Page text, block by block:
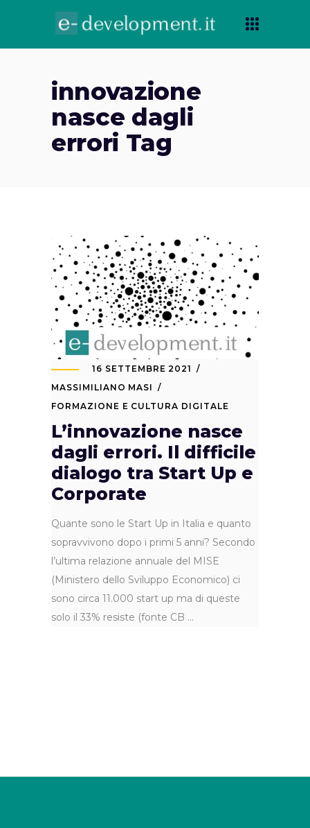
innovazione
nasce dagli
errori Tag
16 SETTEMBRE 2021
MASSIMILIANO MASI
FORMAZIONE E CULTURA DIGITALE
L’innovazione nasce
dagli errori. Il difficile
dialogo tra Start Up e
Corporate
Quante sono le Start Up in Italia e quanto
sopravvivono dopo i primi 5 anni? Secondo
l’ultima relazione annuale del MISE
(Ministero dello Sviluppo Economico) ci
sono circa 11.000 start up ma di queste
solo il 33% resiste (fonte CB